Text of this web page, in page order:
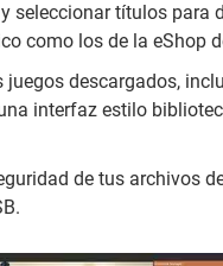
títulos para
como los de la eShop
descargados,
interfaz estilo
de tus archivos